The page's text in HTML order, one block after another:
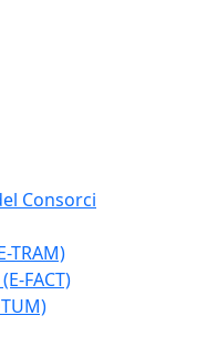
Consorci
TRAM)
FACT)